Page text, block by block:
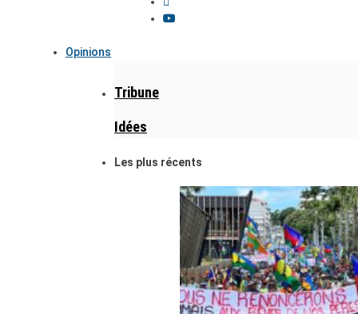
Opinions
Tribune
Idées
Les plus récents